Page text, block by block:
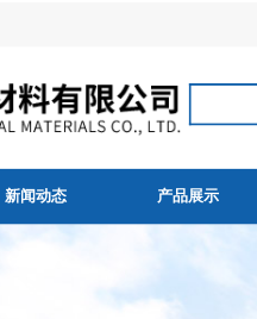
新闻动态 产品展示